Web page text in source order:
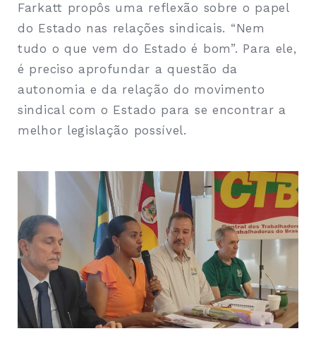
Farkatt propôs uma reflexão sobre o papel
do Estado nas relações sindicais. “Nem
tudo o que vem do Estado é bom”. Para ele,
é preciso aprofundar a questão da
autonomia e da relação do movimento
sindical com o Estado para se encontrar a
melhor legislação possível.